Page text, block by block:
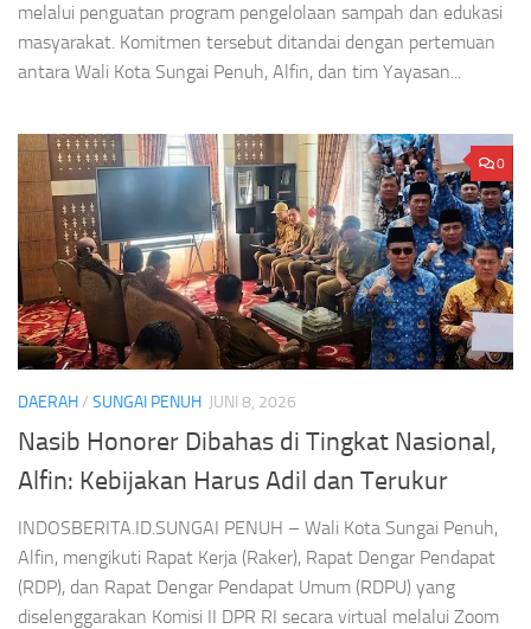
melalui penguatan program pengelolaan sampah dan edukasi
masyarakat. Komitmen tersebut ditandai dengan pertemuan
antara Wali Kota Sungai Penuh, Alfin, dan tim Yayasan...
0
DAERAH/ SUNGAI PENUH JUNI 8, 2026
Nasib Honorer Dibahas di Tingkat Nasional,
Alfin: Kebijakan Harus Adil dan Terukur
INDOSBERITA.ID.SUNGAI PENUH – Wali Kota Sungai Penuh,
Alfin, mengikuti Rapat Kerja (Raker), Rapat Dengar Pendapat
(RDP), dan Rapat Dengar Pendapat Umum (RDPU) yang
diselenggarakan Komisi II DPR RI secara virtual melalui Zoom